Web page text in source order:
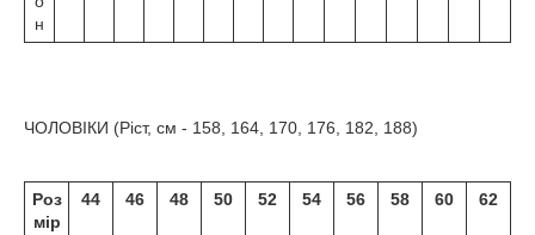
н
ЧОЛОВІКИ (Ріст, см - 158, 164, 170, 176, 182, 188)
Роз
мір
44 46 48 50 52 54 56 58 60 62